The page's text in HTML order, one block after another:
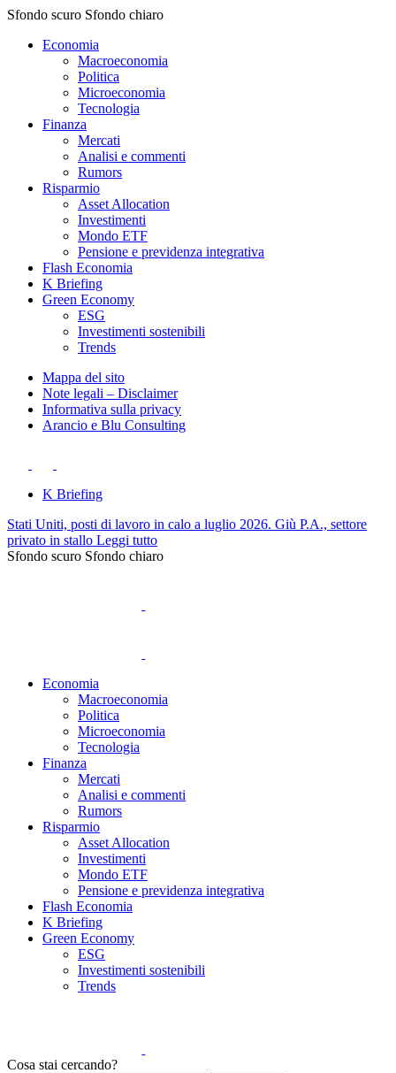
Sfondo scuro Sfondo chiaro
Economia
Macroeconomia
Politica
Microeconomia
Tecnologia
Finanza
Mercati
Analisi e commenti
Rumors
Risparmio
Asset Allocation
Investimenti
Mondo ETF
Pensione e previdenza integrativa
Flash Economia
K Briefing
Green Economy
ESG
Investimenti sostenibili
Trends
Mappa del sito
Note legali – Disclaimer
Informativa sulla privacy
Arancio e Blu Consulting
K Briefing
Stati Uniti, posti di lavoro in calo a luglio 2026. Giù P.A., settore
privato in stallo Leggi tutto
Sfondo scuro Sfondo chiaro
Economia
Macroeconomia
Politica
Microeconomia
Tecnologia
Finanza
Mercati
Analisi e commenti
Rumors
Risparmio
Asset Allocation
Investimenti
Mondo ETF
Pensione e previdenza integrativa
Flash Economia
K Briefing
Green Economy
ESG
Investimenti sostenibili
Trends
Cosa stai cercando?